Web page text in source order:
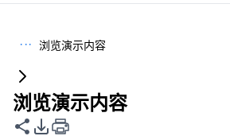
··· 浏览演示内容
浏览演示内容
共享此页面
PDF 导出选项